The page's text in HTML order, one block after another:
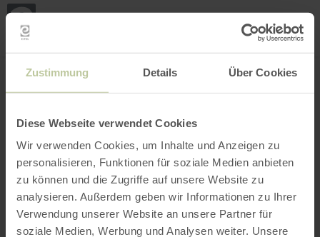
Zustimmung Details Über Cookies
Diese Webseite verwendet Cookies
Wir verwenden Cookies, um Inhalte und Anzeigen zu
personalisieren, Funktionen für soziale Medien anbieten
zu können und die Zugriffe auf unsere Website zu
analysieren. Außerdem geben wir Informationen zu Ihrer
Verwendung unserer Website an unsere Partner für
soziale Medien, Werbung und Analysen weiter. Unsere
INTERACTIVE MAP
my
Open filter